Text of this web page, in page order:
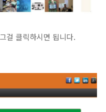
걸 클릭하시면 됩니다.